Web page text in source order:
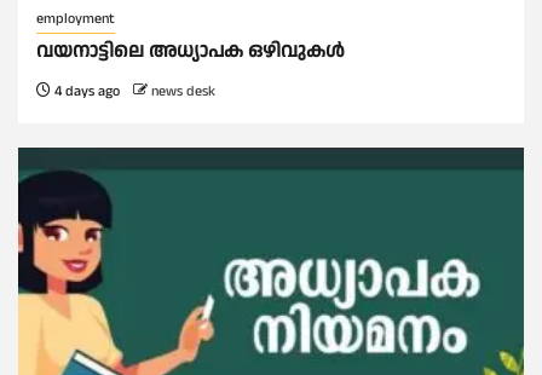
employment
വയനാട്ടിലെ അധ്യാപക ഒഴിവുകൾ
4 days ago news desk